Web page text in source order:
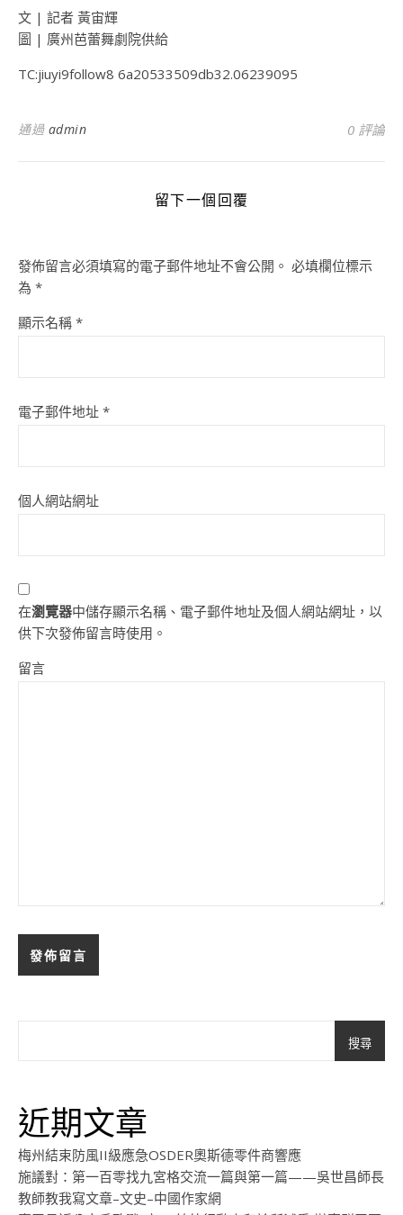
文 | 記者 黃宙輝
圖 | 廣州芭蕾舞劇院供給
TC:jiuyi9follow8 6a20533509db32.06239095
通過 admin 0 評論
留下一個回覆
發佈留言必須填寫的電子郵件地址不會公開。 必填欄位標示
為 *
顯示名稱 *
電子郵件地址 *
個人網站網址
在瀏覽器中儲存顯示名稱、電子郵件地址及個人網站網址，以
供下次發佈留言時使用。
留言
搜尋
近期文章
梅州結束防風II級應急OSDER奧斯德零件商響應
施議對：第一百零找九宮格交流一篇與第一篇——吳世昌師長
教師教我寫文章–文史–中國作家網